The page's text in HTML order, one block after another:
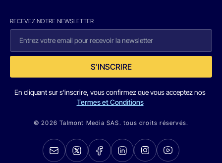
RECEVEZ NOTRE NEWSLETTER
S'INSCRIRE
En cliquant sur s'inscrire, vous confirmez que vous acceptez nos
Termes et Conditions
© 2026 Talmont Media SAS. tous droits réservés.